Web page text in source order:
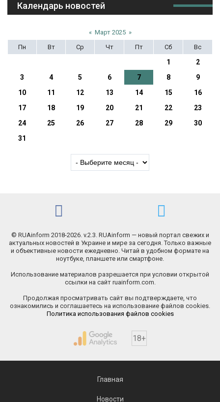
Календарь новостей
« Март 2025 »
Пн
Вт Ср Чт Пт Сб Вс
1
2
3
4 5 6 7 8
9
10
11 12 13 14 15
16
17
18 19 20 21 22
23
24
25 26 27 28 29
30
31
© RUAinform 2018-2026. v.2.3. RUAinform — новый портал свежих и
актуальных новостей в Украине и мире за сегодня. Только важные
и объективные новости ежедневно. Читай в удобном формате на
ноутбуке, планшете или смартфоне.
Использование материалов разрешается при условии открытой
ссылки на сайт ruainform.com.
Продолжая просматривать сайт вы подтверждаете, что
ознакомились и соглашаетесь на использование файлов cookies.
Политика использования файлов cookies
18+
Главная
Новости